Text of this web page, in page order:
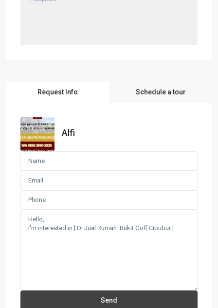
Request Info Schedule a tour
Alfi